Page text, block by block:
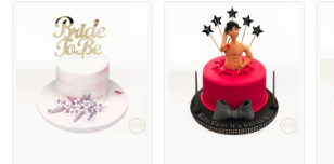
Wednesday Pasta
Kalp Pasta
Sevgiliye Pasta
Kuromi Pasta
Okuma Pastası